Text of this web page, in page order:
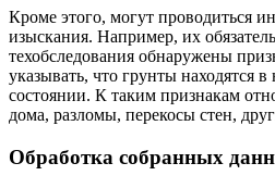
Кроме этого, могут проводиться
изыскания. Например, их
техобследования обнаружены
указывать, что грунты находятся
состоянии. К таким признакам
дома, разломы, перекосы стен,
Обработка собранных